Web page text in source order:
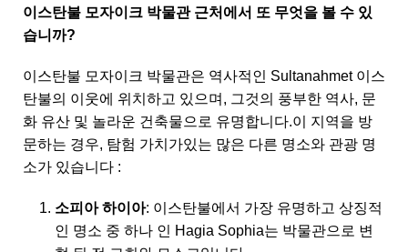
이스탄불 모자이크 박물관 근처에서 또 무엇을 볼 수 있
습니까?
이스탄불 모자이크 박물관은 역사적인 Sultanahmet 이스
탄불의 이웃에 위치하고 있으며, 그것의 풍부한 역사, 문
화 유산 및 놀라운 건축물으로 유명합니다.이 지역을 방
문하는 경우, 탐험 가치가있는 많은 다른 명소와 관광 명
소가 있습니다 :
소피아 하이아: 이스탄불에서 가장 유명하고 상징적
인 명소 중 하나 인 Hagia Sophia는 박물관으로 변